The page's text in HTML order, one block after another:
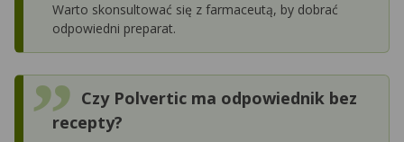
Warto skonsultować się z farmaceutą, by dobrać
odpowiedni preparat.
Czy Polvertic ma odpowiednik bez
recepty?